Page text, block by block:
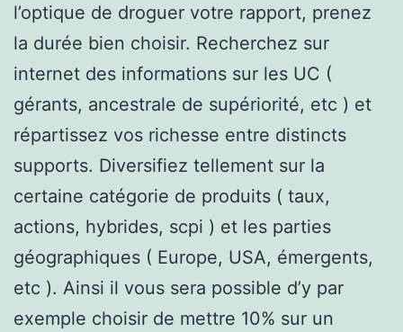
l’optique de droguer votre rapport, prenez
la durée bien choisir. Recherchez sur
internet des informations sur les UC (
gérants, ancestrale de supériorité, etc ) et
répartissez vos richesse entre distincts
supports. Diversifiez tellement sur la
certaine catégorie de produits ( taux,
actions, hybrides, scpi ) et les parties
géographiques ( Europe, USA, émergents,
etc ). Ainsi il vous sera possible d’y par
exemple choisir de mettre 10% sur un